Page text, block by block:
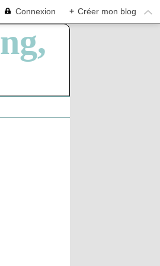
Connexion + Créer mon blog